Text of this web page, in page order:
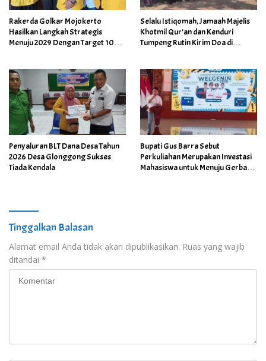
Rakerda Golkar Mojokerto
Hasilkan Langkah Strategis
Menuju 2029 Dengan Target 10
Selalu Istiqomah, Jamaah Majelis
Khotmil Qur’an dan Kenduri
Tumpeng Rutin Kirim Doa di
Penyaluran BLT Dana Desa Tahun
2026 Desa Glonggong Sukses
Tiada Kendala
Bupati Gus Barra Sebut
Perkuliahan Merupakan Investasi
Mahasiswa untuk Menuju Gerbang
Tinggalkan Balasan
Alamat email Anda tidak akan dipublikasikan. Ruas yang wajib
ditandai *